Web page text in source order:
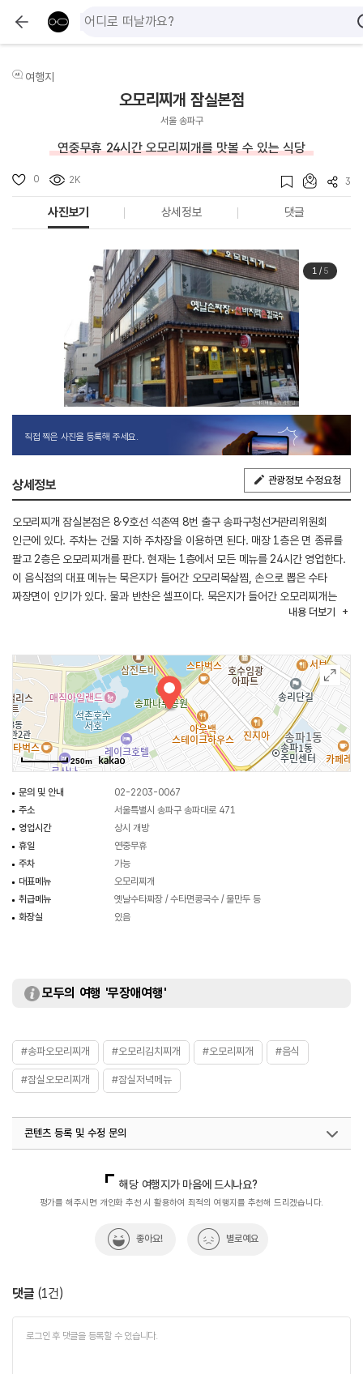
여행지
오모리찌개 잠실본점
서울 송파구
연중무휴 24시간 오모리찌개를 맛볼 수 있는 식당
0 2K 3
사진보기 상세정보 댓글
1/ 5
직접 찍은 사진을 등록해 주세요.
상세정보 관광정보 수정요청
오모리찌개 잠실본점은 8·9호선 석촌역 8번 출구 송파구청선거관리위원회
인근에 있다. 주차는 건물 지하 주차장을 이용하면 된다. 매장 1층은 면 종류를
팔고 2층은 오모리찌개를 판다. 현재는 1층에서 모든 메뉴를 24시간 영업한다.
이 음식점의 대표 메뉴는 묵은지가 들어간 오모리목살찜, 손으로 뽑은 수타
짜장면이 인기가 있다. 물과 반찬은 셀프이다. 묵은지가 들어간 오모리찌개는
1인 경우 공깃밥, 2인부터 즉석조리 밥을 제공한다. 그 밖에 칼국수, 오모리
송파나루공원, 석촌호수, 유명테마공원이 있어 연계 관광을 할 수 있다.
내용 더보기
250m
문의 및 안내
02-2203-0067
주소
서울특별시 송파구 송파대로 471
영업시간
상시 개방
휴일
연중무휴
주차
가능
대표메뉴
오모리찌개
취급메뉴
옛날수타짜장 / 수타면콩국수 / 물만두 등
화장실
있음
모두의 여행 '무장애여행'
#송파오모리찌개 #오모리김치찌개 #오모리찌개 #음식
#잠실오모리찌개 #잠실저녁메뉴
콘텐츠 등록 및 수정 문의
해당 여행지가 마음에 드시나요?
평가를 해주시면 개인화 추천 시 활용하여 최적의 여행지를 추천해 드리겠습니다.
좋아요! 별로예요
댓글 (1건)